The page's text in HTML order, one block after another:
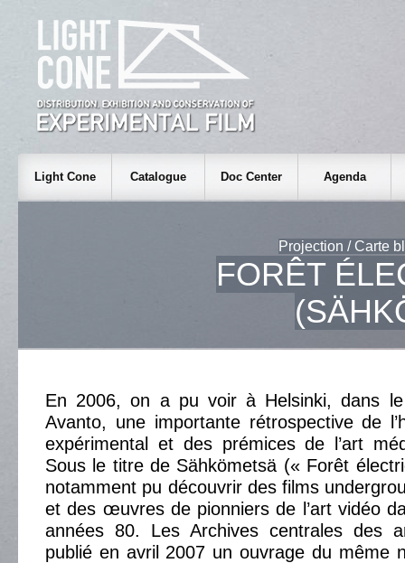
Light Cone Catalogue Doc Center Agenda
Projection / Carte
FORÊT
En 2006, on a pu voir à Helsinki, dans
Avanto, une importante rétrospective de
expérimental et des prémices de l’art
Sous le titre de Sähkömetsä (« Forêt
notamment pu découvrir des films
et des œuvres de pionniers de l’art vidéo
années 80. Les Archives centrales des
publié en avril 2007 un ouvrage du même